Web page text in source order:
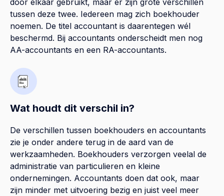
tussen deze twee. Iedereen mag zich boekhouder
noemen. De titel accountant is daarentegen wél
beschermd. Bij accountants onderscheidt men nog
AA-accountants en een RA-accountants.
Wat houdt dit verschil in?
De verschillen tussen boekhouders en accountants
zie je onder andere terug in de aard van de
werkzaamheden. Boekhouders verzorgen veelal de
administratie van particulieren en kleine
ondernemingen. Accountants doen dat ook, maar
zijn minder met uitvoering bezig en juist veel meer